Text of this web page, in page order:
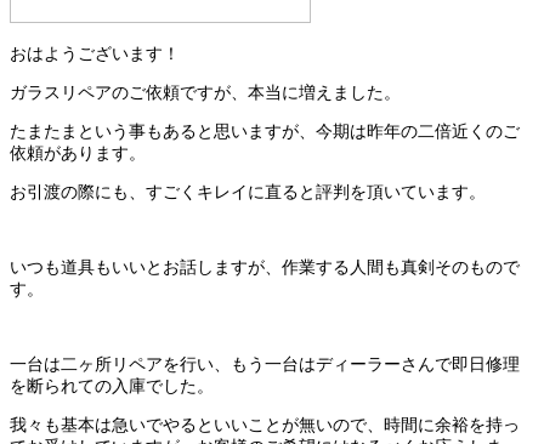
おはようございます！
ガラスリペアのご依頼ですが、本当に増えました。
たまたまという事もあると思いますが、今期は昨年の二倍近くのご
依頼があります。
お引渡の際にも、すごくキレイに直ると評判を頂いています。
いつも道具もいいとお話しますが、作業する人間も真剣そのもので
す。
一台は二ヶ所リペアを行い、もう一台はディーラーさんで即日修理
を断られての入庫でした。
我々も基本は急いでやるといいことが無いので、時間に余裕を持っ